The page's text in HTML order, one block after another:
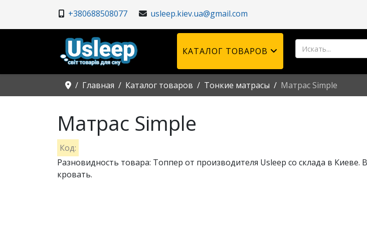
+380688508077 usleep.kiev.ua@gmail.com
КАТАЛОГ ТОВАРОВ
Главная Каталог товаров Тонкие матрасы Матрас Simple
Матрас Simple
Код:
Разновидность товара: Топпер от производителя Usleep со склада в Киеве.
кровать.